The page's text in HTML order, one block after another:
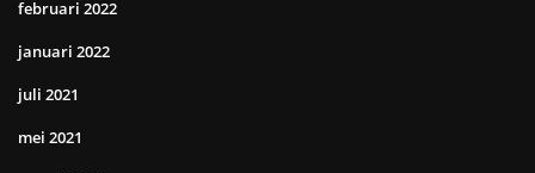
februari 2022
januari 2022
juli 2021
mei 2021